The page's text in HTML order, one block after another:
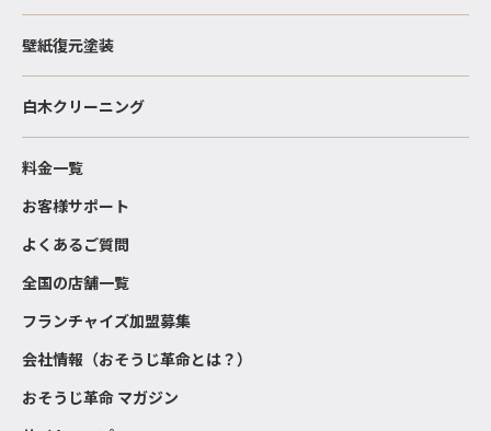
壁紙復元塗装
白木クリーニング
料金一覧
お客様サポート
よくあるご質問
全国の店舗一覧
フランチャイズ加盟募集
会社情報（おそうじ革命とは？）
おそうじ革命 マガジン